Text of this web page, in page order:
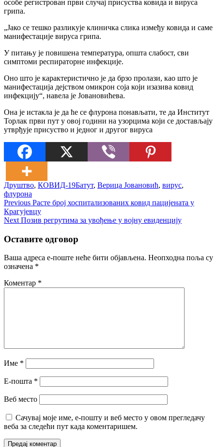
особе регистрован први случај присуства ковида и вируса
грипа.
„Јако се тешко разликује клиничка слика између ковида и саме
манифестације вируса грипа.
У питању је повишена температура, општа слабост, сви
симптоми респираторне инфекције.
Оно што је карактеристично је да брзо пролази, као што је
манифестација дејством омикрон соја који изазива ковид
инфекцију“, навела је Јовановићева.
Она је истакла је да ће се флурона понављати, те да Институт
Торлак први пут у овој години на узорцима који се достављају
утврђује присуство и једног и другог вируса
Друштво, КОВИД-19Батут, Верица Јовановић, вирус,
флурона
Кретање
чланка
Previous Previous
post:
Расте број хоспитализованих ковид пацијената у
Крагујевцу
Next Next
Позив регрутима за увођење у војну евиденцију
Оставите одговор
Ваша адреса е-поште неће бити објављена. Неопходна поља су
означена *
Коментар *
Име *
Е-пошта *
Веб место
Сачувај моје име, е-пошту и веб место у овом прегледачу
веба за следећи пут када коментаришем.